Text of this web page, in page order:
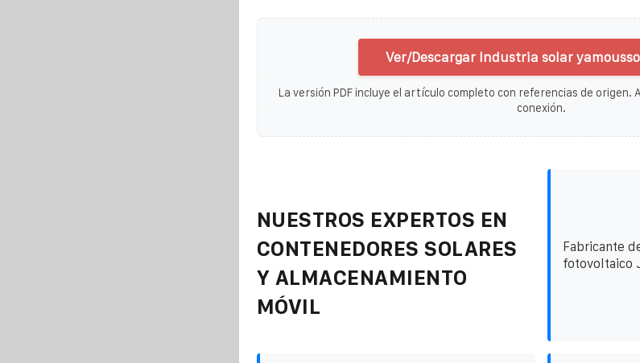
Ver/Descargar Industria solar
La versión PDF incluye el artículo completo con referencias de origen.
conexión.
NUESTROS EXPERTOS EN
CONTENEDORES SOLARES
Y ALMACENAMIENTO
MÓVIL
Fabricante
fotovoltaico